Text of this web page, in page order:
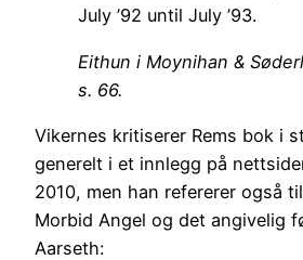
July ’92 until July ’93.
Eithun i Moynihan &
s. 66.
Vikernes kritiserer Rems bok i
generelt i et innlegg på
2010, men han refererer også
Morbid Angel og det angivelig
Aarseth: